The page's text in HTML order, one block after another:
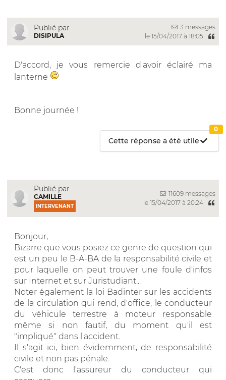
Publié par
DISIPULA
3 messages
le 15/04/2017 à 18:05
D'accord, je vous remercie d'avoir éclairé ma
lanterne
Bonne journée !
Cette réponse a été utile
0
Publié par
CAMILLE
INTERVENANT
11609 messages
le 15/04/2017 à 20:24
Bonjour,
Bizarre que vous posiez ce genre de question qui
est un peu le B-A-BA de la responsabilité civile et
pour laquelle on peut trouver une foule d'infos
sur Internet et sur Juristudiant...
Noter également la loi Badinter sur les accidents
de la circulation qui rend, d'office, le conducteur
du véhicule terrestre à moteur responsable
même si non fautif, du moment qu'il est
"impliqué" dans l'accident.
Il s'agit ici, bien évidemment, de responsabilité
civile et non pas pénale.
C'est donc l'assureur du conducteur qui